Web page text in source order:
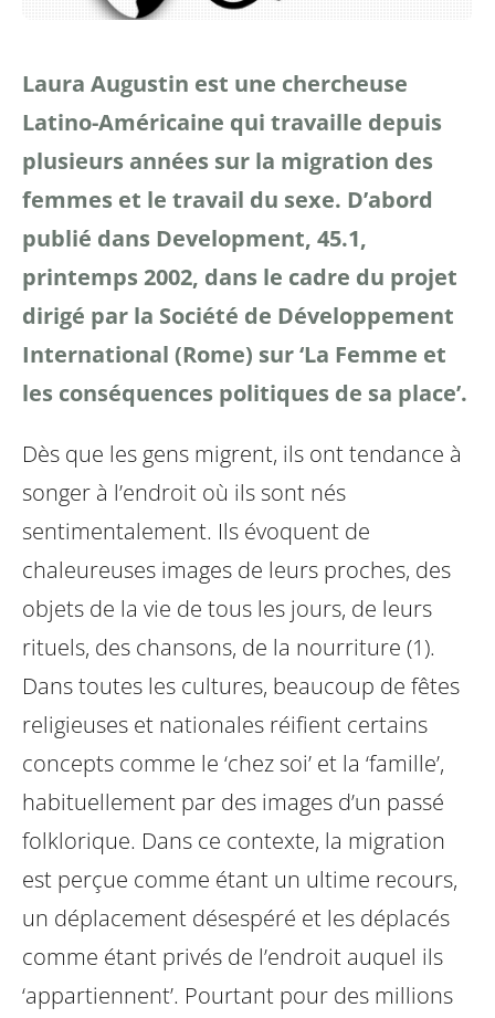
Laura Augustin est une chercheuse
Latino-Américaine qui travaille depuis
plusieurs années sur la migration des
femmes et le travail du sexe. D’abord
publié dans Development, 45.1,
printemps 2002, dans le cadre du projet
dirigé par la Société de Développement
International (Rome) sur ‘La Femme et
les conséquences politiques de sa place’.
Dès que les gens migrent, ils ont tendance à
songer à l’endroit où ils sont nés
sentimentalement. Ils évoquent de
chaleureuses images de leurs proches, des
objets de la vie de tous les jours, de leurs
rituels, des chansons, de la nourriture (1).
Dans toutes les cultures, beaucoup de fêtes
religieuses et nationales réifient certains
concepts comme le ‘chez soi’ et la ‘famille’,
habituellement par des images d’un passé
folklorique. Dans ce contexte, la migration
est perçue comme étant un ultime recours,
un déplacement désespéré et les déplacés
comme étant privés de l’endroit auquel ils
‘appartiennent’. Pourtant pour des millions